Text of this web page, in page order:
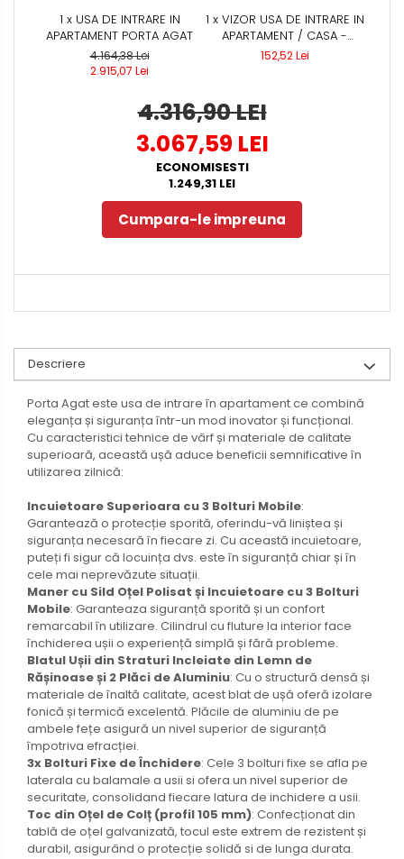
1 x USA DE INTRARE IN
APARTAMENT PORTA AGAT
4.164,38 Lei
2.915,07 Lei
1 x VIZOR USA DE INTRARE IN
APARTAMENT / CASA -
NEGRU MAT / ARGINTIU,
152,52 Lei
4.316,90 LEI
3.067,59 LEI
ECONOMISESTI
1.249,31 LEI
Cumpara-le impreuna
Descriere
Porta Agat este usa de intrare în apartament ce combină
eleganța și siguranța într-un mod inovator și funcțional.
Cu caracteristici tehnice de vârf și materiale de calitate
superioară, această ușă aduce beneficii semnificative în
utilizarea zilnică:
Incuietoare Superioara cu 3 Bolturi Mobile:
Garantează o protecție sporită, oferindu-vă liniștea și
siguranța necesară în fiecare zi. Cu această incuietoare,
puteți fi sigur că locuința dvs. este în siguranță chiar și în
cele mai neprevăzute situații.
Maner cu Sild Oțel Polisat și Incuietoare cu 3 Bolturi
Mobile: Garanteaza siguranță sporită și un confort
remarcabil în utilizare. Cilindrul cu fluture la interior face
închiderea ușii o experiență simplă și fără probleme.
Blatul Ușii din Straturi Incleiate din Lemn de
Rășinoase și 2 Plăci de Aluminiu: Cu o structură densă și
materiale de înaltă calitate, acest blat de ușă oferă izolare
fonică și termică excelentă. Plăcile de aluminiu de pe
ambele fețe asigură un nivel superior de siguranță
împotriva efracției.
3x Bolturi Fixe de Închidere: Cele 3 bolturi fixe se afla pe
laterala cu balamale a usii si ofera un nivel superior de
securitate, consolidand fiecare latura de inchidere a usii.
Toc din Oțel de Colț (profil 105 mm): Confecționat din
tablă de oțel galvanizată, tocul este extrem de rezistent și
durabil, asigurând o protecție solidă si de lunga durata.